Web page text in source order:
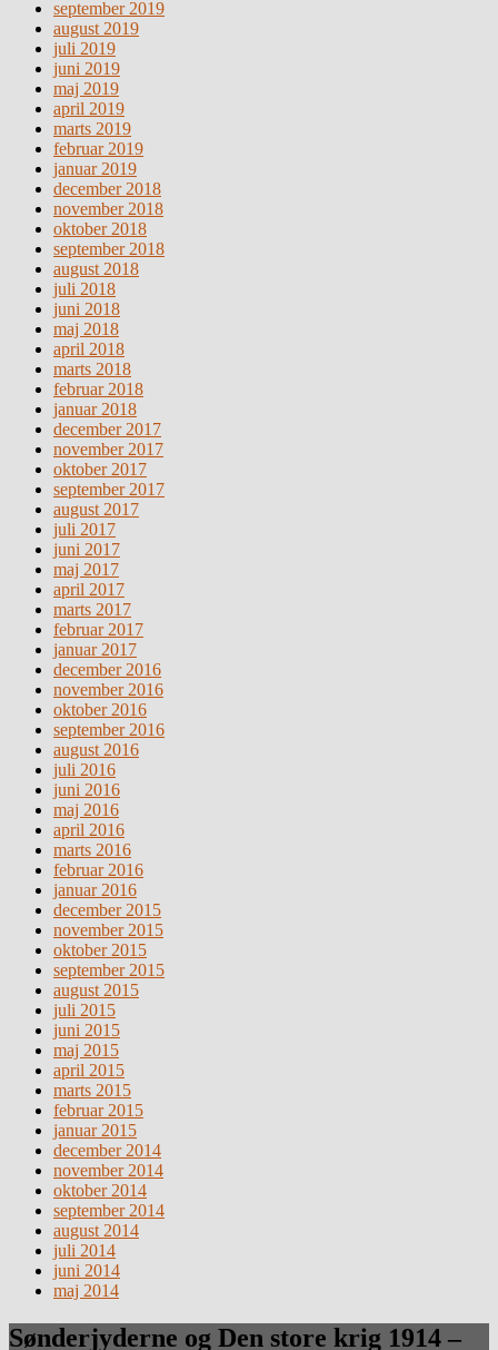
september 2019
august 2019
juli 2019
juni 2019
maj 2019
april 2019
marts 2019
februar 2019
januar 2019
december 2018
november 2018
oktober 2018
september 2018
august 2018
juli 2018
juni 2018
maj 2018
april 2018
marts 2018
februar 2018
januar 2018
december 2017
november 2017
oktober 2017
september 2017
august 2017
juli 2017
juni 2017
maj 2017
april 2017
marts 2017
februar 2017
januar 2017
december 2016
november 2016
oktober 2016
september 2016
august 2016
juli 2016
juni 2016
maj 2016
april 2016
marts 2016
februar 2016
januar 2016
december 2015
november 2015
oktober 2015
september 2015
august 2015
juli 2015
juni 2015
maj 2015
april 2015
marts 2015
februar 2015
januar 2015
december 2014
november 2014
oktober 2014
september 2014
august 2014
juli 2014
juni 2014
maj 2014
Sønderjyderne og Den store krig 1914 –